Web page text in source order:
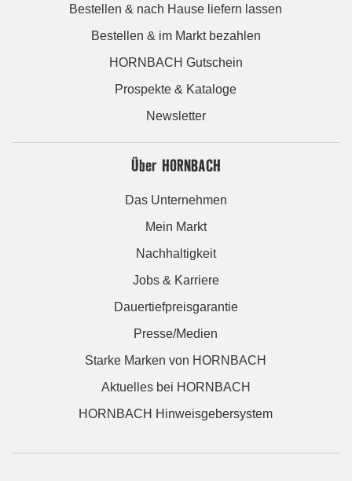
Bestellen & nach Hause liefern lassen
Bestellen & im Markt bezahlen
HORNBACH Gutschein
Prospekte & Kataloge
Newsletter
Über HORNBACH
Das Unternehmen
Mein Markt
Nachhaltigkeit
Jobs & Karriere
Dauertiefpreisgarantie
Presse/Medien
Starke Marken von HORNBACH
Aktuelles bei HORNBACH
HORNBACH Hinweisgebersystem